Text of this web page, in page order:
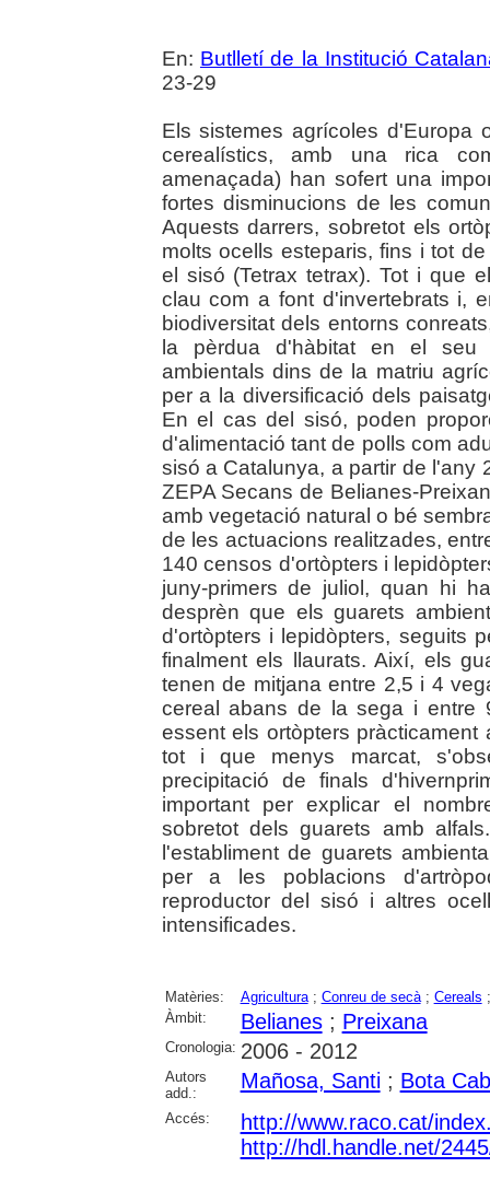
En: Butlletí de la Institució
23-29
Els sistemes agrícoles d'Europa
cerealístics, amb una rica
amenaçada) han sofert una
fortes disminucions de les
Aquests darrers, sobretot els
molts ocells esteparis, fins i tot
el sisó (Tetrax tetrax). Tot i que
clau com a font d'invertebrats i,
biodiversitat dels entorns
la pèrdua d'hàbitat en el seu
ambientals dins de la matriu
per a la diversificació dels
En el cas del sisó, poden
d'alimentació tant de polls com
sisó a Catalunya, a partir de l'any
ZEPA Secans de Belianes-
amb vegetació natural o bé
de les actuacions realitzades,
140 censos d'ortòpters i
juny-primers de juliol, quan hi
desprèn que els guarets
d'ortòpters i lepidòpters, seguits
finalment els llaurats. Així, els
tenen de mitjana entre 2,5 i 4
cereal abans de la sega i entre
essent els ortòpters
tot i que menys marcat,
precipitació de finals
important per explicar el
sobretot dels guarets amb
l'establiment de guarets
per a les poblacions
reproductor del sisó i altres
intensificades.
Matèries: Agricultura; Conreu de secà; Cereals
Àmbit:
Belianes; Preixana
Cronologia: 2006 - 2012
Autors
add.:
Mañosa, Santi; Bota
Accés:
http://www.raco.cat/
http://hdl.handle.net/